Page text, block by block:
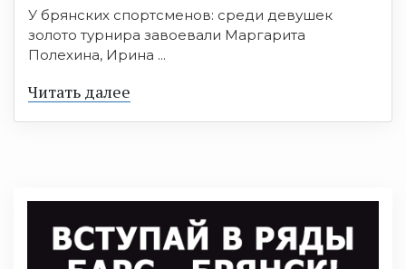
У брянских спортсменов: среди девушек
золото турнира завоевали Маргарита
Полехина, Ирина ...
Читать далее